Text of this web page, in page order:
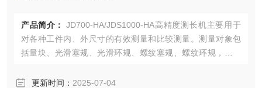
产品简介：
JD700-HA/JDS1000-HA高精度测长机主要用于
对各种工件内、外尺寸的有效测量和比较测量。测量对象包
括量块、光滑塞规、光滑环规、螺纹塞规、螺纹环规，外径
更新时间： 2025-07-04